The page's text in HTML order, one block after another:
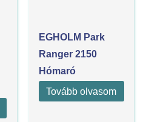
EGHOLM Park
Ranger 2150
Hómaró
Tovább olvasom